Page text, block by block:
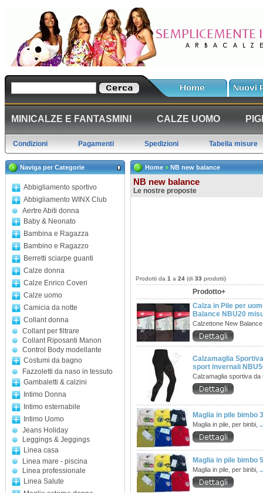
MINICALZE E FANTASMINI CALZE UOMO
Condizioni Pagamenti Spedizioni Tabella misure
Naviga per Categorie
Abbigliamento sportivo
Abbigliamento WINX Club
Aertre Abiti donna
Baby & Neonato
Bambina e Ragazza
Bambino e Ragazzo
Berretti sciarpe guanti
Calze donna
Calze Enrico Coveri
Calze uomo
Camicia da notte
Collant donna
Collant per filtrare
Collant Riposanti Manon
Control Body modellante
Costumi da bagno
Fazzoletti da naso in tessuto
Gambaletti & calzini
Intimo Donna
Intimo esternabile
Intimo Uomo
Jeans Holiday
Leggings & Jeggings
Linea casa
Linea mare - piscina
Linea professionale
Linea Salute
Home » NB new balance
NB new balance
Le nostre proposte
Prodotti da 1 a 24 (di 33 prodotti)
Prodotto+
Calza in Pile per
Balance NBU20
Calzettone New
Calzamaglia
sport invernali
Calzamaglia sportiva
Maglia in pile bimbo
Maglia in pile, per binbi,
Maglia in pile bimbo
Maglia in pile, per binbi,